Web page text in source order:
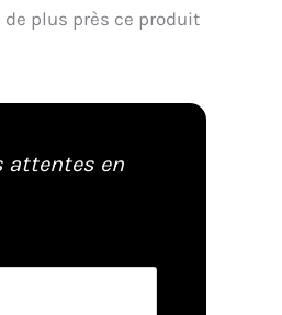
plus près ce produit
attentes en